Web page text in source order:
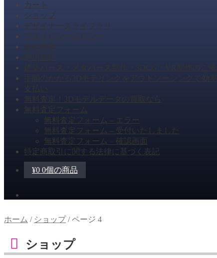
カート
ショップ
デザイナーズライブラリ
プライバシーポリシー
会社概要
無料査定フォーム
無料査定フォーム – エラー
無料査定フォーム – 受付いたしました
無料査定フォーム – 確認画面
特定商取引に関する法律に基づく表記
¥0 0個の商品
ホーム / ショップ/ページ 4
ショップ